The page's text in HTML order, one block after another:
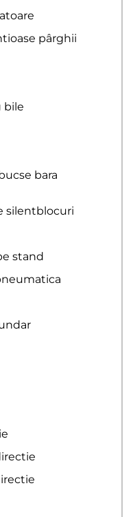
pârghii
bile
bara
silentblocuri
stand